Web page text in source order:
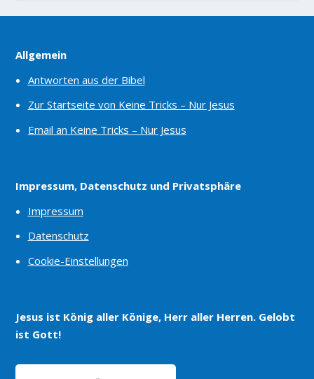
Allgemein
Antworten aus der Bibel
Zur Startseite von Keine Tricks – Nur Jesus
Email an Keine Tricks – Nur Jesus
Impressum, Datenschutz und Privatsphäre
Impressum
Datenschutz
Cookie-Einstellungen
Jesus ist König aller Könige, Herr aller Herren. Gelobt
ist Gott!